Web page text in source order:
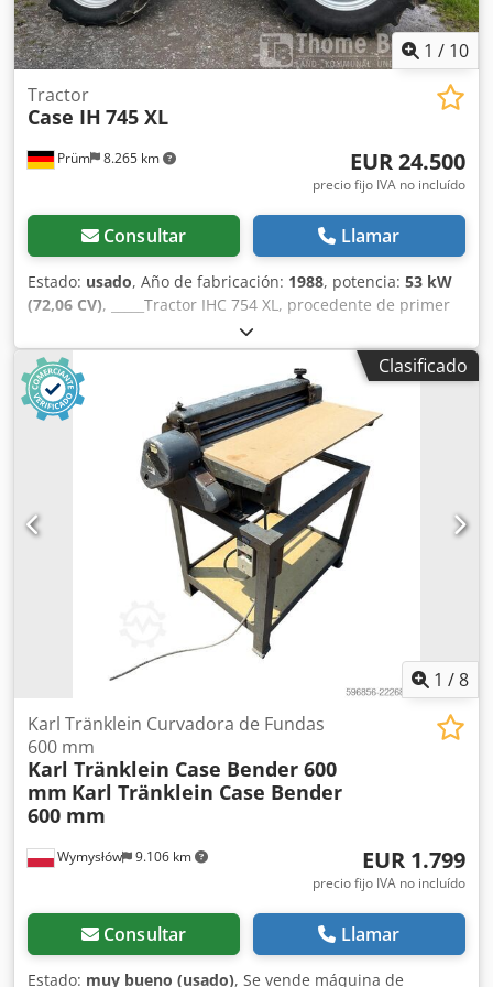
1 / 10
Prüm 8.265 km
Tractor
Case IH 745 XL
EUR 24.500
precio fijo IVA no incluído
Consultar Llamar
Estado: usado, Año de fabricación: 1988, potencia: 53 kW
(72,06 CV), _____Tractor IHC 754 XL, procedente de primer
propietario, en óptimas condiciones. Horas de
funcionamiento: aproximadamente 8600. Año de
fabricación: 1988. Elevador delantero. Toma de fuerza
delantera. Transmisión de 30 km/h. Precio: 24.500,00
euros, sin IVA. Ubicación: null. Dwedpfx Aezdmutjkbsa
Clasificado
1 /8
Wymysłów 9.106 km
Karl Tränklein Curvadora de Fundas
600 mm
Karl Tränklein Case Bender 600
mm Karl Tränklein Case Bender
600 mm
EUR 1.799
precio fijo IVA no incluído
Consultar Llamar
Estado: muy bueno (usado), Se vende máquina de